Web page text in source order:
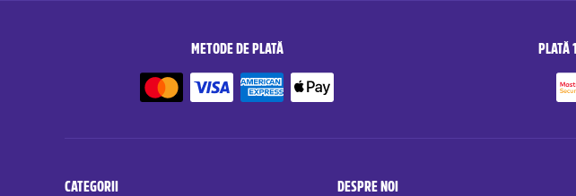
METODE DE PLATĂ PLATĂ
CATEGORII DESPRE NOI